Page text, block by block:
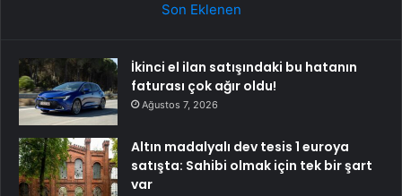
Son Eklenen
İkinci el ilan satışındaki bu hatanın
faturası çok ağır oldu!
Ağustos 7, 2026
Altın madalyalı dev tesis 1 euroya
satışta: Sahibi olmak için tek bir şart
var